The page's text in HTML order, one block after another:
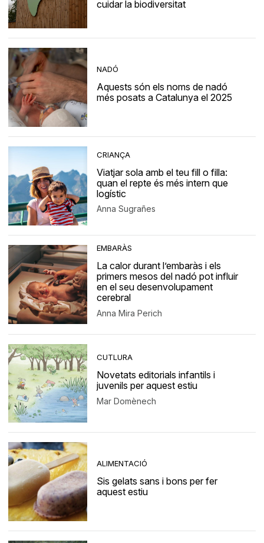
cuidar la biodiversitat
NADÓ
Aquests són els noms de nadó
més posats a Catalunya el 2025
CRIANÇA
Viatjar sola amb el teu fill o filla:
quan el repte és més intern que
logístic
Anna Sugrañes
EMBARÀS
La calor durant l’embaràs i els
primers mesos del nadó pot influir
en el seu desenvolupament
cerebral
Anna Mira Perich
CUTLURA
Novetats editorials infantils i
juvenils per aquest estiu
Mar Domènech
ALIMENTACIÓ
Sis gelats sans i bons per fer
aquest estiu